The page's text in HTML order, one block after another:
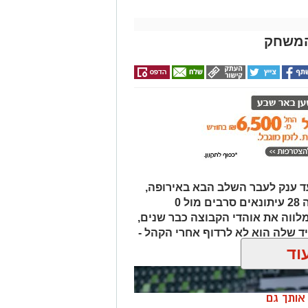
ענק לעבר השלב הבא באירופה,
אבל ביציע העיתונאים התוצאה הייתה 28 עיתונאים סרבים מול 0
את אוהדי הקבוצה כבר שנים,
שלה הוא לא לרדוף אחרי הקהל -
אותך גם